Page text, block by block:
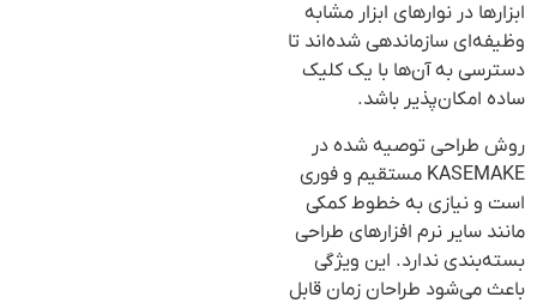
ابزارها در نوارهای ابزار مشابه
وظیفه‌ای سازماندهی شده‌اند تا
دسترسی به آن‌ها با یک کلیک
ساده امکان‌پذیر باشد.
روش طراحی توصیه شده در
KASEMAKE مستقیم و فوری
است و نیازی به خطوط کمکی
مانند سایر نرم افزارهای طراحی
بسته‌بندی ندارد. این ویژگی
باعث می‌شود طراحان زمان قابل